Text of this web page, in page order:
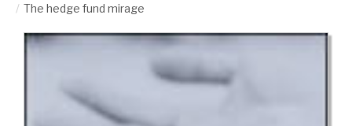
The hedge fund mirage